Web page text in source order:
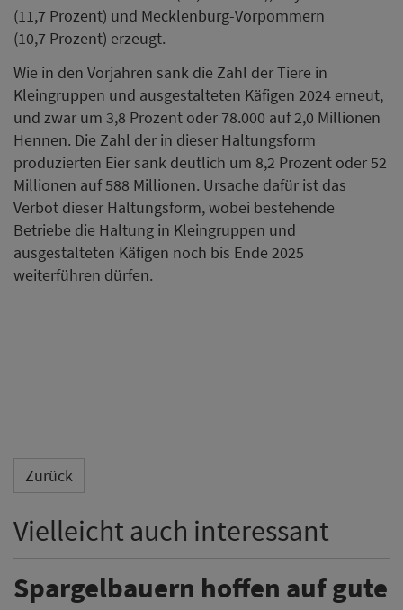
(11,7 Prozent) und Mecklenburg-Vorpommern
(10,7 Prozent) erzeugt.
Wie in den Vorjahren sank die Zahl der Tiere in
Kleingruppen und ausgestalteten Käfigen 2024 erneut,
und zwar um 3,8 Prozent oder 78.000 auf 2,0 Millionen
Hennen. Die Zahl der in dieser Haltungsform
produzierten Eier sank deutlich um 8,2 Prozent oder 52
Millionen auf 588 Millionen. Ursache dafür ist das
Verbot dieser Haltungsform, wobei bestehende
Betriebe die Haltung in Kleingruppen und
ausgestalteten Käfigen noch bis Ende 2025
weiterführen dürfen.
Zurück
Vielleicht auch interessant
Spargelbauern hoffen auf gute